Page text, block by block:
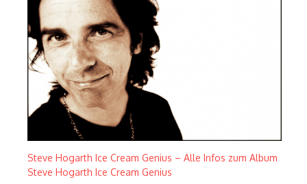
Steve Hogarth Ice Cream Genius – Alle Infos zum Album
Steve Hogarth Ice Cream Genius